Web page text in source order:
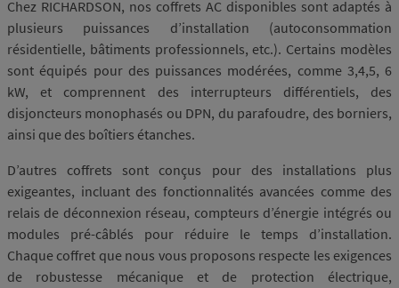
Chez RICHARDSON, nos coffrets AC disponibles sont adaptés à
plusieurs puissances d’installation (autoconsommation
résidentielle, bâtiments professionnels, etc.). Certains modèles
sont équipés pour des puissances modérées, comme 3,4,5, 6
kW, et comprennent des interrupteurs différentiels, des
disjoncteurs monophasés ou DPN, du parafoudre, des borniers,
ainsi que des boîtiers étanches.
D’autres coffrets sont conçus pour des installations plus
exigeantes, incluant des fonctionnalités avancées comme des
relais de déconnexion réseau, compteurs d’énergie intégrés ou
modules pré-câblés pour réduire le temps d’installation.
Chaque coffret que nous vous proposons respecte les exigences
de robustesse mécanique et de protection électrique,